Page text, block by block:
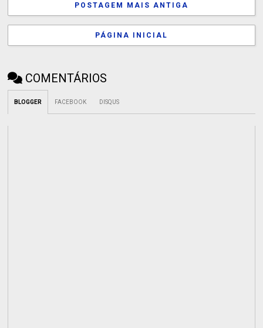
POSTAGEM MAIS ANTIGA
PÁGINA INICIAL
COMENTÁRIOS
BLOGGER FACEBOOK DISQUS